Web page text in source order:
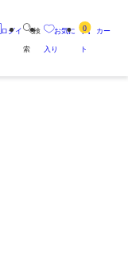
ログイ 検
索
お気に
入り
0 カー
ト